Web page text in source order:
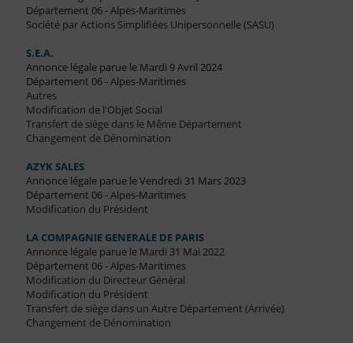
Département 06 - Alpes-Maritimes
Société par Actions Simplifiées Unipersonnelle (SASU)
S.E.A.
Annonce légale parue le Mardi 9 Avril 2024
Département 06 - Alpes-Maritimes
Autres
Modification de l'Objet Social
Transfert de siège dans le Même Département
Changement de Dénomination
AZYK SALES
Annonce légale parue le Vendredi 31 Mars 2023
Département 06 - Alpes-Maritimes
Modification du Président
LA COMPAGNIE GENERALE DE PARIS
Annonce légale parue le Mardi 31 Mai 2022
Département 06 - Alpes-Maritimes
Modification du Directeur Général
Modification du Président
Transfert de siège dans un Autre Département (Arrivée)
Changement de Dénomination